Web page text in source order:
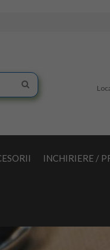
INCHIRIERE /